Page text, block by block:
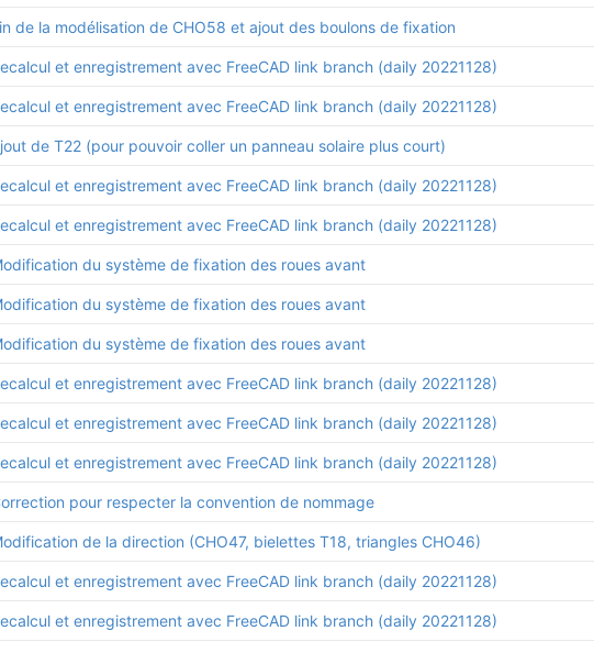
de la modélisation de CHO58 et ajout des boulons de fixation
et enregistrement avec FreeCAD link branch (daily 20221128)
et enregistrement avec FreeCAD link branch (daily 20221128)
de T22 (pour pouvoir coller un panneau solaire plus court)
et enregistrement avec FreeCAD link branch (daily 20221128)
et enregistrement avec FreeCAD link branch (daily 20221128)
du système de fixation des roues avant
du système de fixation des roues avant
du système de fixation des roues avant
et enregistrement avec FreeCAD link branch (daily 20221128)
et enregistrement avec FreeCAD link branch (daily 20221128)
et enregistrement avec FreeCAD link branch (daily 20221128)
pour respecter la convention de nommage
de la direction (CHO47, bielettes T18, triangles CHO46)
et enregistrement avec FreeCAD link branch (daily 20221128)
et enregistrement avec FreeCAD link branch (daily 20221128)